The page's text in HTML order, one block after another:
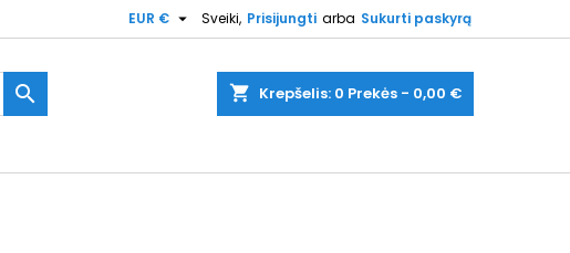
Sveiki, Prisijungti arba Sukurti paskyrą
EUR € 
shopping_cart Krepšelis: 0 Prekės - 0,00 €
